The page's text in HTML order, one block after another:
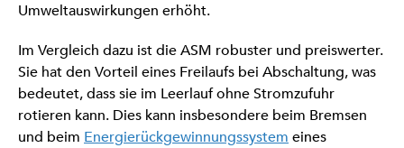
Umweltauswirkungen erhöht.
Im Vergleich dazu ist die ASM robuster und preiswerter.
Sie hat den Vorteil eines Freilaufs bei Abschaltung, was
bedeutet, dass sie im Leerlauf ohne Stromzufuhr
rotieren kann. Dies kann insbesondere beim Bremsen
und beim Energierückgewinnungssystem eines